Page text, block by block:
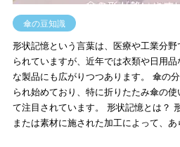
傘の豆知識
形状記憶という言葉は、医療や工業分
られていますが、近年では衣類や日用
な製品にも広がりつつあります。 傘の
られ始めており、特に折りたたみ傘の
て注目されています。 形状記憶とは？
または素材に施された加工によって、